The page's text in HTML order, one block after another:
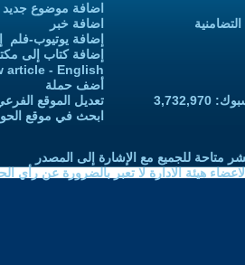
اضافة موضوع جديد
اضافة خبر
إضافة يوتيوب-فلم
إضافة كتاب إلى
article - English
أضف حملة
تعديل الموقع
ابحث في موقع
متاحة للجميع مع الإشارة إلى المصدر
هيئة الادارة لا تعبر بالضرورة عن رأي